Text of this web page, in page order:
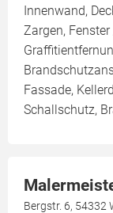
Innenwand,
Zargen,
Fassade,
Schallschutz,
Bergstr. 6, 54332